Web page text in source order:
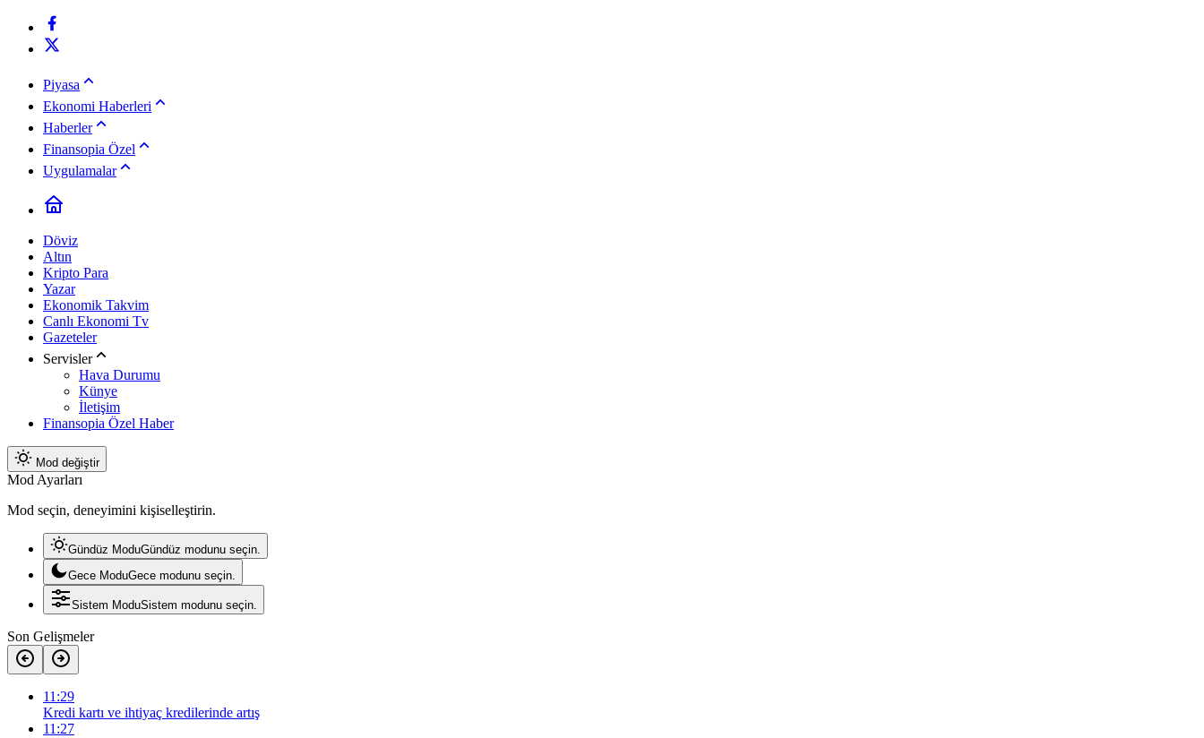
Piyasa
Ekonomi Haberleri
Haberler
Finansopia Özel
Uygulamalar
Döviz
Altın
Kripto Para
Yazar
Ekonomik Takvim
Canlı Ekonomi Tv
Gazeteler
Servisler
Hava Durumu
Künye
İletişim
Finansopia Özel Haber
Mod değiştir
Mod Ayarları
Mod seçin, deneyimini kişiselleştirin.
Gündüz ModuGündüz modunu seçin.
Gece ModuGece modunu seçin.
Sistem ModuSistem modunu seçin.
Son Gelişmeler
11:29
Kredi kartı ve ihtiyaç kredilerinde artış
11:27